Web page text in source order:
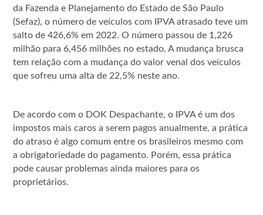
da Fazenda e Planejamento do Estado de São Paulo
(Sefaz), o número de veículos com IPVA atrasado teve um
salto de 426,6% em 2022. O número passou de 1,226
milhão para 6,456 milhões no estado. A mudança brusca
tem relação com a mudança do valor venal dos veículos
que sofreu uma alta de 22,5% neste ano.
De acordo com o DOK Despachante, o IPVA é um dos
impostos mais caros a serem pagos anualmente, a prática
do atraso é algo comum entre os brasileiros mesmo com
a obrigatoriedade do pagamento. Porém, essa prática
pode causar problemas ainda maiores para os
proprietários.